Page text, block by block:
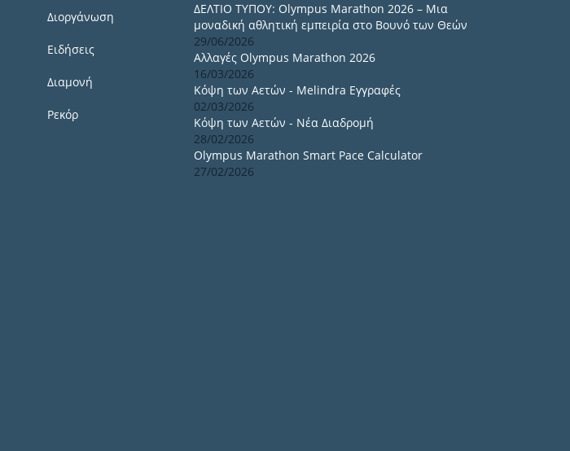
Διοργάνωση
Ειδήσεις
Διαμονή
Ρεκόρ
ΔΕΛΤΙΟ ΤΥΠΟΥ: Olympus Marathon 2026 – Μια
μοναδική αθλητική εμπειρία στο Βουνό των Θεών
29/06/2026
Αλλαγές Olympus Marathon 2026
16/03/2026
Κόψη των Αετών - Melindra Εγγραφές
02/03/2026
Κόψη των Αετών - Νέα Διαδρομή
28/02/2026
Olympus Marathon Smart Pace Calculator
27/02/2026